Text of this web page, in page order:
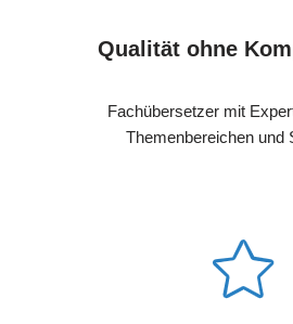
Qualität ohne
Fachübersetzer mit
Themenbereichen und